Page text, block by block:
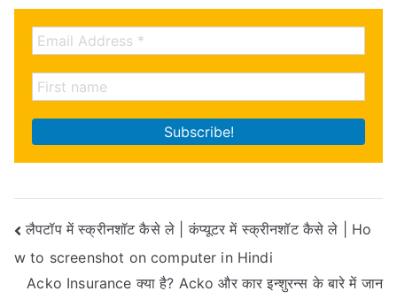
Post
navigation
लैपटॉप में स्क्रीनशॉट कैसे ले | कंप्यूटर में स्क्रीनशॉट कैसे ले | Ho
w to screenshot on computer in Hindi
Acko Insurance क्या है? Acko और कार इन्शुरन्स के बारे में जान